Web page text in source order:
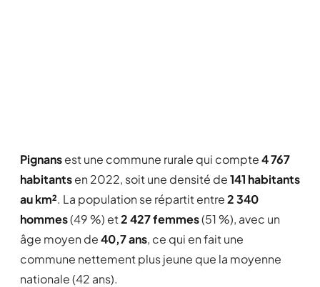
Pignansest une commune rurale qui compte4 767
habitantsen 2022, soit une densité de141 habitants
au km². La population se répartit entre2 340
hommes(49 %) et2 427 femmes(51 %), avec un
âge moyen de40,7 ans, ce qui en fait une
commune nettement plus jeune que la moyenne
nationale (42 ans).